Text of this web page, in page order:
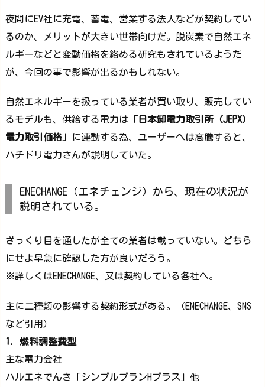
夜間にEV社に充電、蓄電、営業する法人などが契約してい
るのか、メリットが大きい世帯向けだ。脱炭素で自然エネ
ルギーなどと変動価格を絡める研究もされているようだ
が、今回の事で影響が出るかもしれない。
自然エネルギーを扱っている業者が買い取り、販売してい
るモデルも、供給する電力は 「日本卸電力取引所（JEPX）
電力取引価格」
に連動する為、ユーザーへは高騰すると、
ハチドリ電力さんが説明していた。
ENECHANGE（エネチェンジ）から、現在の状況が
説明されている。
ざっくり目を通したが全ての業者は載っていない。どちら
にせよ早急に確認した方が良いだろう。
※詳しくはENECHANGE、又は契約している各社へ。
主に二種類の影響する契約形式がある。（ENECHANGE、SNS
など引用）
1. 燃料調整費型
主な電力会社
ハルエネでんき「シンプルプランHプラス」他